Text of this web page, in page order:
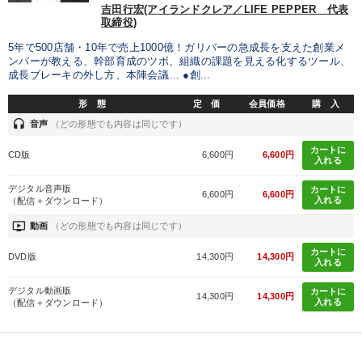
【4月】音声・映像 最新技術・トレンド
数字・税務・決算書 営業・社員研修
経済・景気・相場予測
目的別
リーダーの魅力向上 後継者に聞かせたい
財務・数字力の向上
キーワード
賃金制度 労務問題・人事対策 多様性・ダイバーシティ
吉田行宏(アイランドクレア／LIFE PEPPER 代表
取締役)
5年で500店舗・10年で売上1000億！ガリバーの急成長を支えた創業メ
ンバーが教える、幹部育成のツボ、組織の課題を見える化するツール、
成長ブレーキの外し方、本陣会議… ●創...
形 態 定 価 会員価格 購 入
headset 音声 （どの形態でも内容は同じです）
CD版 6,600円 6,600円
カートに
入れる
デジタル音声版
（配信＋ダウンロード）
6,600円 6,600円
カートに
入れる
ondemand_video 動画 （どの形態でも内容は同じです）
DVD版 14,300円 14,300円
カートに
入れる
デジタル動画版
（配信＋ダウンロード）
14,300円 14,300円
カートに
入れる